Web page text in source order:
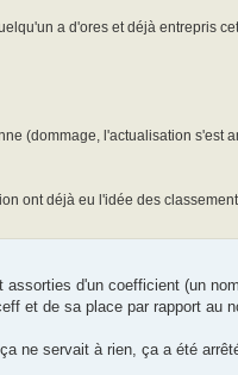
a d'ores et déjà entrepris
(dommage, l'actualisation s'est
ont déjà eu l'idée des
d'un coefficient (un
et de sa place par rapport au
ne servait à rien, ça a été